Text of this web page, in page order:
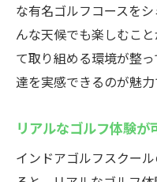
な有名ゴルフコースを
んな天候でも楽しむこ
て取り組める環境が整
達を実感できるのが魅力
リアルなゴルフ体験が
インドアゴルフスクー